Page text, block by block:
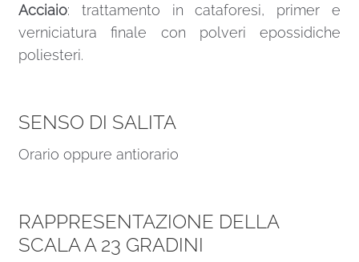
Acciaio: trattamento in cataforesi, primer e
verniciatura finale con polveri epossidiche
poliesteri.
SENSO DI SALITA
Orario oppure antiorario
RAPPRESENTAZIONE DELLA
SCALA A 23 GRADINI